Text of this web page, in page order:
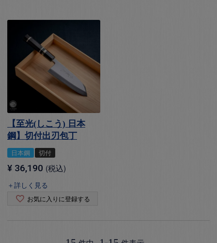
【至光(しこう) 日本
鋼】切付出刃包丁
日本鋼 切付
¥ 36,190 税込
＋詳しく見る
お気に入りに登録する